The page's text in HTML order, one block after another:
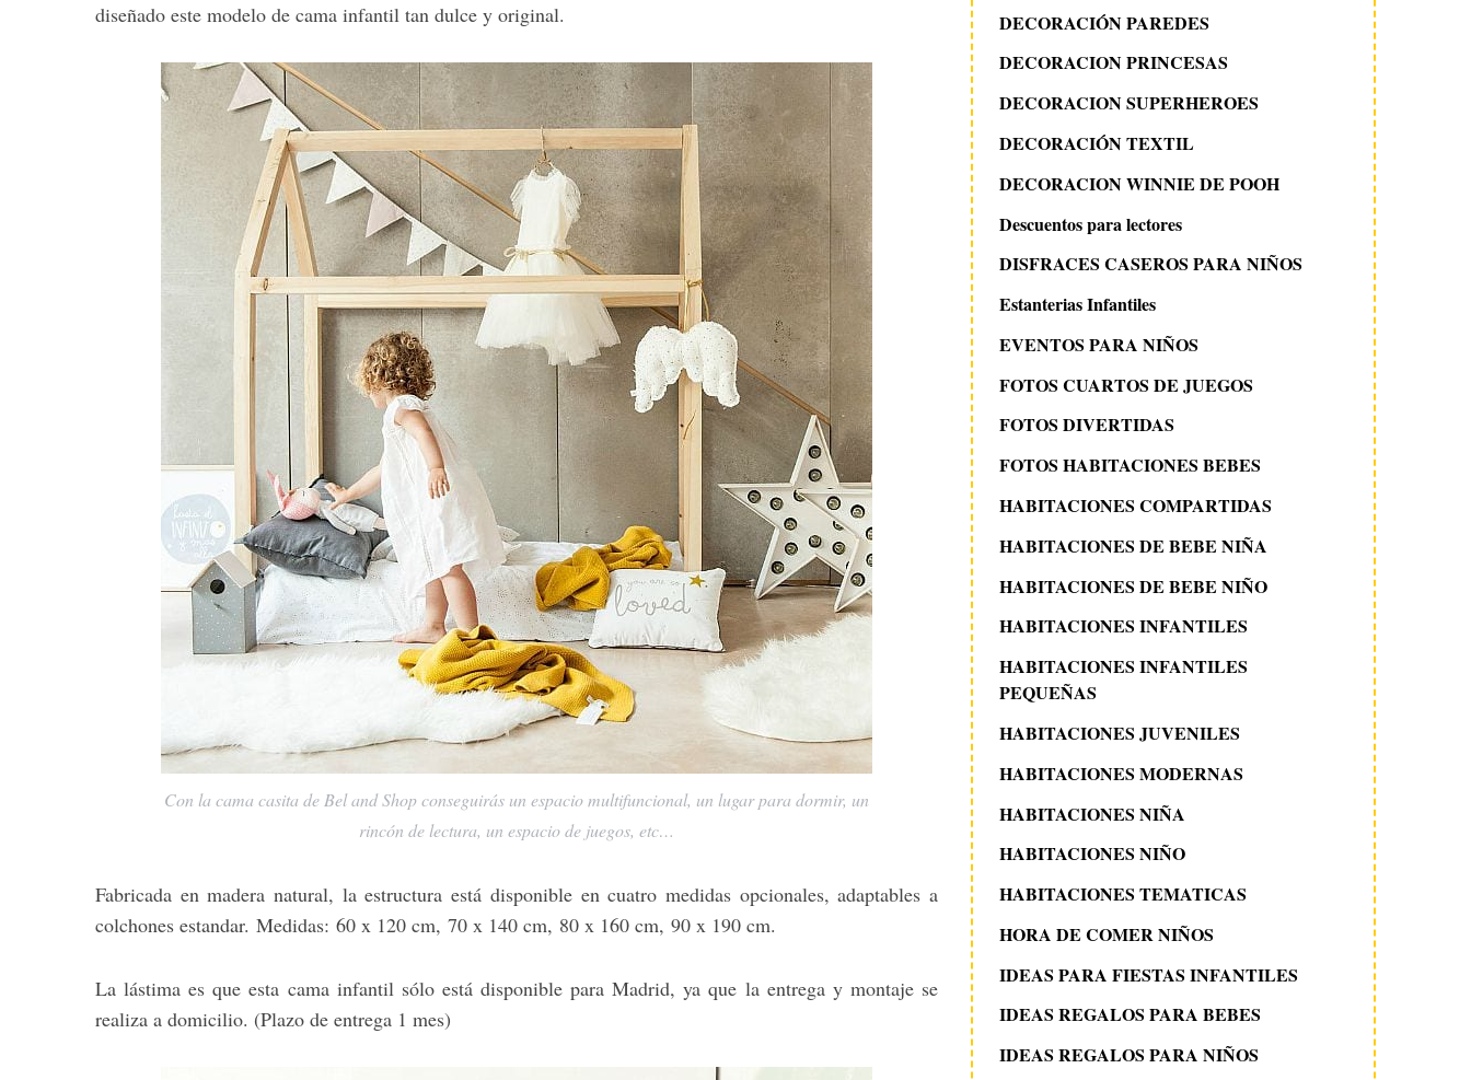
diseñado este modelo de cama infantil tan dulce y original.
Con la cama casita de Bel and Shop conseguirás un espacio multifuncional, un lugar para dormir, un
rincón de lectura, un espacio de juegos, etc…
Fabricada en madera natural, la estructura está disponible en cuatro medidas opcionales, adaptables a
colchones estandar. Medidas: 60 x 120 cm, 70 x 140 cm, 80 x 160 cm, 90 x 190 cm.
La lástima es que esta cama infantil sólo está disponible para Madrid, ya que la entrega y montaje se
realiza a domicilio. (Plazo de entrega 1 mes)
DECORACIÓN PAREDES
DECORACION PRINCESAS
DECORACION SUPERHEROES
DECORACIÓN TEXTIL
DECORACION WINNIE DE POOH
Descuentos para lectores
DISFRACES CASEROS PARA NIÑOS
Estanterias Infantiles
EVENTOS PARA NIÑOS
FOTOS CUARTOS DE JUEGOS
FOTOS DIVERTIDAS
FOTOS HABITACIONES BEBES
HABITACIONES COMPARTIDAS
HABITACIONES DE BEBE NIÑA
HABITACIONES DE BEBE NIÑO
HABITACIONES INFANTILES
HABITACIONES INFANTILES
PEQUEÑAS
HABITACIONES JUVENILES
HABITACIONES MODERNAS
HABITACIONES NIÑA
HABITACIONES NIÑO
HABITACIONES TEMATICAS
HORA DE COMER NIÑOS
IDEAS PARA FIESTAS INFANTILES
IDEAS REGALOS PARA BEBES
IDEAS REGALOS PARA NIÑOS
e
a
r
c
h
f
o